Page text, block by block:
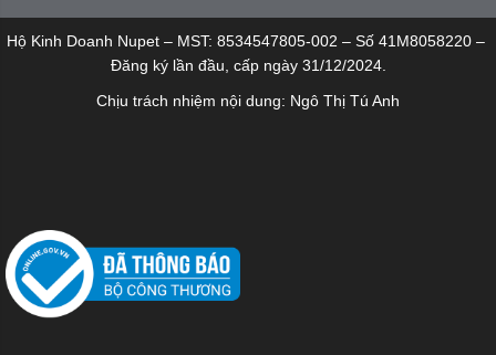
Hộ Kinh Doanh Nupet – MST: 8534547805-002 – Số 41M8058220 –
Đăng ký lần đầu, cấp ngày 31/12/2024.
Chịu trách nhiệm nội dung: Ngô Thị Tú Anh